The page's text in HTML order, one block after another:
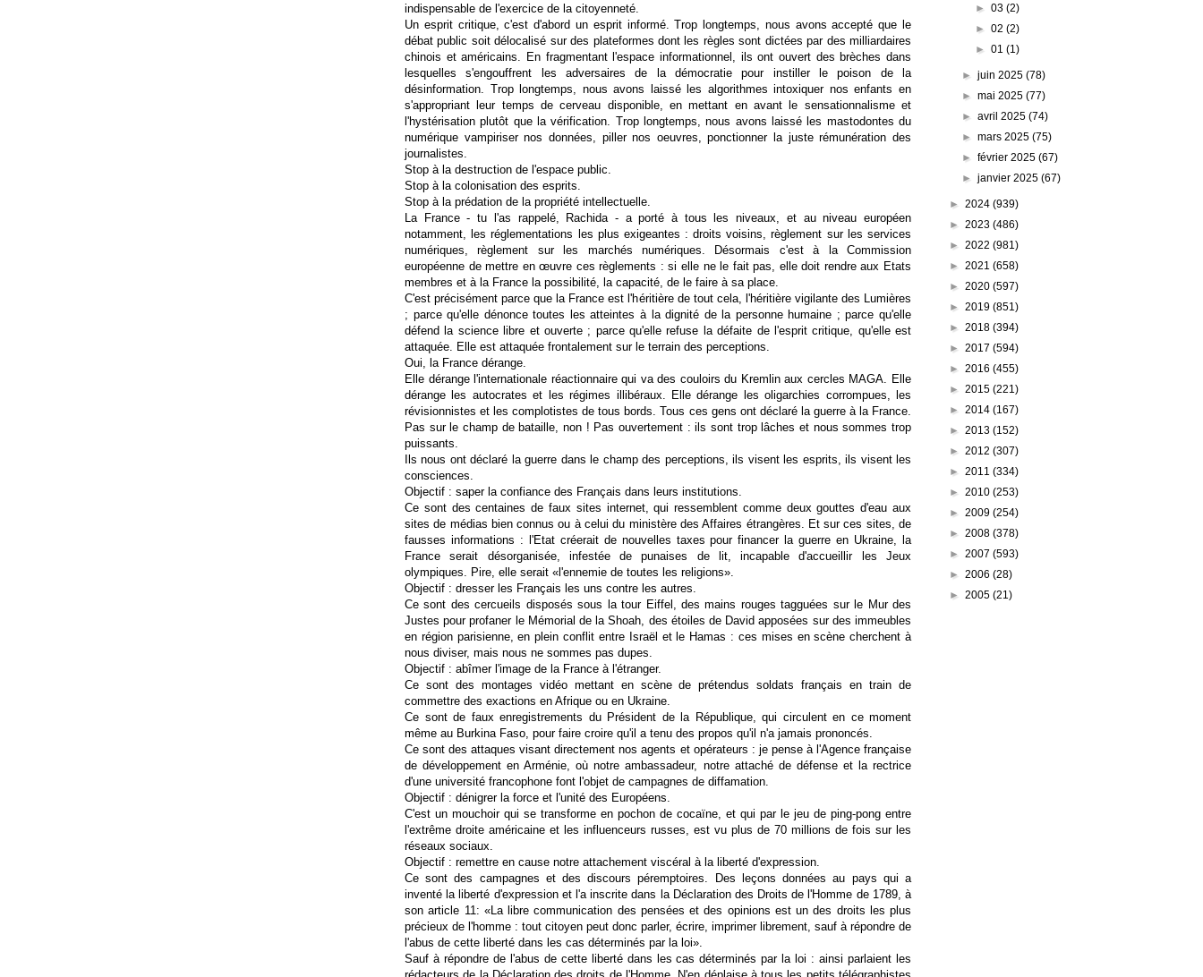
indispensable de l'exercice de la citoyenneté.
Un esprit critique, c'est d'abord un esprit informé. Trop longtemps, nous avons accepté que le
débat public soit délocalisé sur des plateformes dont les règles sont dictées par des milliardaires
chinois et américains. En fragmentant l'espace informationnel, ils ont ouvert des brèches dans
lesquelles s'engouffrent les adversaires de la démocratie pour instiller le poison de la
désinformation. Trop longtemps, nous avons laissé les algorithmes intoxiquer nos enfants en
s'appropriant leur temps de cerveau disponible, en mettant en avant le sensationnalisme et
l'hystérisation plutôt que la vérification. Trop longtemps, nous avons laissé les mastodontes du
numérique vampiriser nos données, piller nos oeuvres, ponctionner la juste rémunération des
journalistes.
Stop à la destruction de l'espace public.
Stop à la colonisation des esprits.
Stop à la prédation de la propriété intellectuelle.
La France - tu l'as rappelé, Rachida - a porté à tous les niveaux, et au niveau européen
notamment, les réglementations les plus exigeantes : droits voisins, règlement sur les services
numériques, règlement sur les marchés numériques. Désormais c'est à la Commission
européenne de mettre en œuvre ces règlements : si elle ne le fait pas, elle doit rendre aux Etats
membres et à la France la possibilité, la capacité, de le faire à sa place.
C'est précisément parce que la France est l'héritière de tout cela, l'héritière vigilante des Lumières
; parce qu'elle dénonce toutes les atteintes à la dignité de la personne humaine ; parce qu'elle
défend la science libre et ouverte ; parce qu'elle refuse la défaite de l'esprit critique, qu'elle est
attaquée. Elle est attaquée frontalement sur le terrain des perceptions.
Oui, la France dérange.
Elle dérange l'internationale réactionnaire qui va des couloirs du Kremlin aux cercles MAGA. Elle
dérange les autocrates et les régimes illibéraux. Elle dérange les oligarchies corrompues, les
révisionnistes et les complotistes de tous bords. Tous ces gens ont déclaré la guerre à la France.
Pas sur le champ de bataille, non ! Pas ouvertement : ils sont trop lâches et nous sommes trop
puissants.
Ils nous ont déclaré la guerre dans le champ des perceptions, ils visent les esprits, ils visent les
consciences.
Objectif : saper la confiance des Français dans leurs institutions.
Ce sont des centaines de faux sites internet, qui ressemblent comme deux gouttes d'eau aux
sites de médias bien connus ou à celui du ministère des Affaires étrangères. Et sur ces sites, de
fausses informations : l'Etat créerait de nouvelles taxes pour financer la guerre en Ukraine, la
France serait désorganisée, infestée de punaises de lit, incapable d'accueillir les Jeux
olympiques. Pire, elle serait «l'ennemie de toutes les religions».
Objectif : dresser les Français les uns contre les autres.
Ce sont des cercueils disposés sous la tour Eiffel, des mains rouges tagguées sur le Mur des
Justes pour profaner le Mémorial de la Shoah, des étoiles de David apposées sur des immeubles
en région parisienne, en plein conflit entre Israël et le Hamas : ces mises en scène cherchent à
nous diviser, mais nous ne sommes pas dupes.
Objectif : abîmer l'image de la France à l'étranger.
Ce sont des montages vidéo mettant en scène de prétendus soldats français en train de
commettre des exactions en Afrique ou en Ukraine.
Ce sont de faux enregistrements du Président de la République, qui circulent en ce moment
même au Burkina Faso, pour faire croire qu'il a tenu des propos qu'il n'a jamais prononcés.
Ce sont des attaques visant directement nos agents et opérateurs : je pense à l'Agence française
de développement en Arménie, où notre ambassadeur, notre attaché de défense et la rectrice
d'une université francophone font l'objet de campagnes de diffamation.
Objectif : dénigrer la force et l'unité des Européens.
C'est un mouchoir qui se transforme en pochon de cocaïne, et qui par le jeu de ping-pong entre
l'extrême droite américaine et les influenceurs russes, est vu plus de 70 millions de fois sur les
réseaux sociaux.
Objectif : remettre en cause notre attachement viscéral à la liberté d'expression.
Ce sont des campagnes et des discours péremptoires. Des leçons données au pays qui a
inventé la liberté d'expression et l'a inscrite dans la Déclaration des Droits de l'Homme de 1789, à
son article 11: «La libre communication des pensées et des opinions est un des droits les plus
précieux de l'homme : tout citoyen peut donc parler, écrire, imprimer librement, sauf à répondre de
l'abus de cette liberté dans les cas déterminés par la loi».
Sauf à répondre de l'abus de cette liberté dans les cas déterminés par la loi : ainsi parlaient les
► 03 (2)
► 02 (2)
► 01 (1)
►juin 2025(78)
►mai 2025(77)
►avril 2025(74)
►mars 2025(75)
►février 2025(67)
►janvier 2025(67)
► 2024 (939)
► 2023 (486)
► 2022 (981)
► 2021 (658)
► 2020 (597)
► 2019 (851)
► 2018 (394)
► 2017 (594)
► 2016 (455)
► 2015 (221)
► 2014 (167)
► 2013 (152)
► 2012 (307)
► 2011 (334)
► 2010 (253)
► 2009 (254)
► 2008 (378)
► 2007 (593)
► 2006 (28)
► 2005 (21)